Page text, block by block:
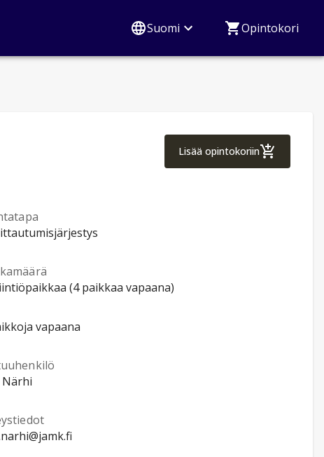
Suomi Opintokori
Lisää opintokoriin
Suomi 5
(4 paikkaa vapaana)
vapaana
Närhi